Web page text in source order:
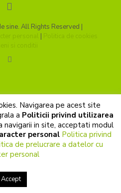
sine. All Rights Reserved |
personal | Politica de cookies
si conditii
Navigarea pe acest site
a Politicii privind utilizarea
navigarii in site, acceptati modul
personal Politica privind
de prelucrare a datelor cu
personal
Accept